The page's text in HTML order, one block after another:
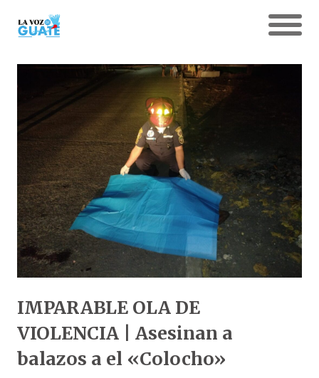
IMPARABLE OLA DE
VIOLENCIA | Asesinan a
balazos a el «Colocho»